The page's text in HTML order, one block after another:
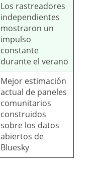
Los rastreadores
independientes
mostraron un
impulso
constante
durante el verano
Mejor estimación
actual de paneles
comunitarios
construidos
sobre los datos
abiertos de
Bluesky